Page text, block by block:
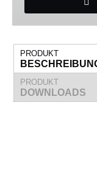
PRODUKT
PRODUKT
DOWNLOADS